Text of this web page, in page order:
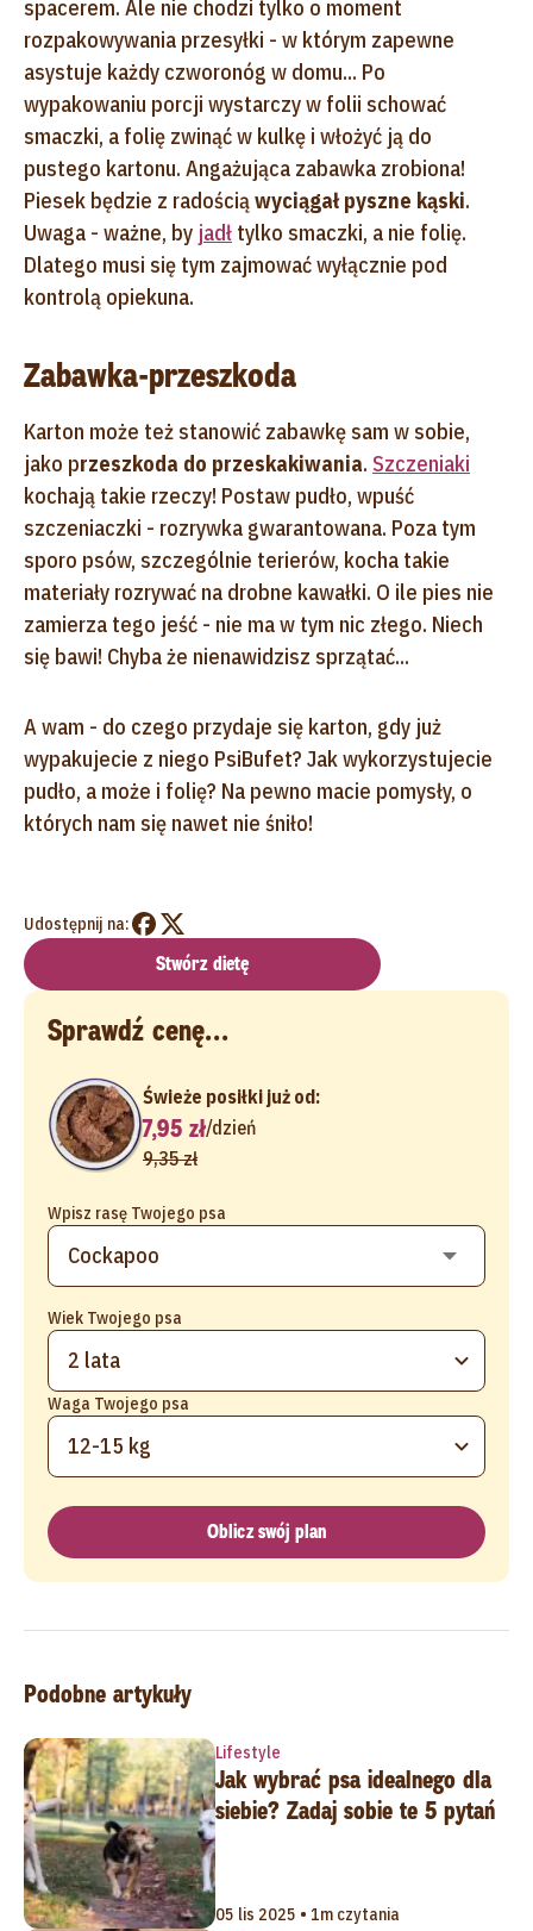
spacerem. Ale nie chodzi tylko o moment
rozpakowywania przesyłki - w którym zapewne
asystuje każdy czworonóg w domu... Po
wypakowaniu porcji wystarczy w folii schować
smaczki, a folię zwinąć w kulkę i włożyć ją do
pustego kartonu. Angażująca zabawka zrobiona!
Piesek będzie z radościąwyciągał pyszne kąski.
Uwaga - ważne, by jadł tylko smaczki, a nie folię.
Dlatego musi się tym zajmować wyłącznie pod
kontrolą opiekuna.
Zabawka-przeszkoda
Karton może też stanowić zabawkę sam w sobie,
jako przeszkoda do przeskakiwania. Szczeniaki
kochają takie rzeczy! Postaw pudło, wpuść
szczeniaczki - rozrywka gwarantowana. Poza tym
sporo psów, szczególnie terierów, kocha takie
materiały rozrywać na drobne kawałki. O ile pies nie
zamierza tego jeść - nie ma w tym nic złego. Niech
się bawi! Chyba że nienawidzisz sprzątać...
A wam - do czego przydaje się karton, gdy już
wypakujecie z niego PsiBufet? Jak wykorzystujecie
pudło, a może i folię? Na pewno macie pomysły, o
których nam się nawet nie śniło!
Udostępnij na:
Stwórz dietę
Sprawdź cenę...
Wpisz rasę Twojego psa
Wiek Twojego psa
2 lata
Waga Twojego psa
12-15 kg
Świeże posiłki już od:
7,95 zł/dzień
9,35 zł
Oblicz swój plan
Podobne artykuły
Lifestyle
Jak wybrać psa idealnego dla
siebie? Zadaj sobie te 5 pytań
05 lis 2025 • 1m czytania